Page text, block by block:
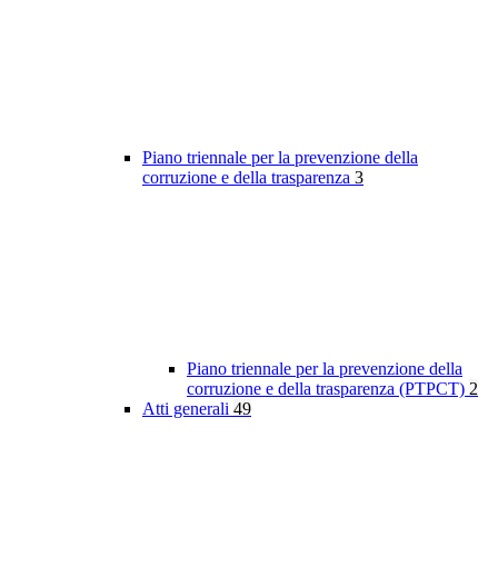
Piano triennale per la prevenzione della
corruzione e della trasparenza 3
Piano triennale per la prevenzione della
corruzione e della trasparenza (PTPCT) 2
Atti generali 49